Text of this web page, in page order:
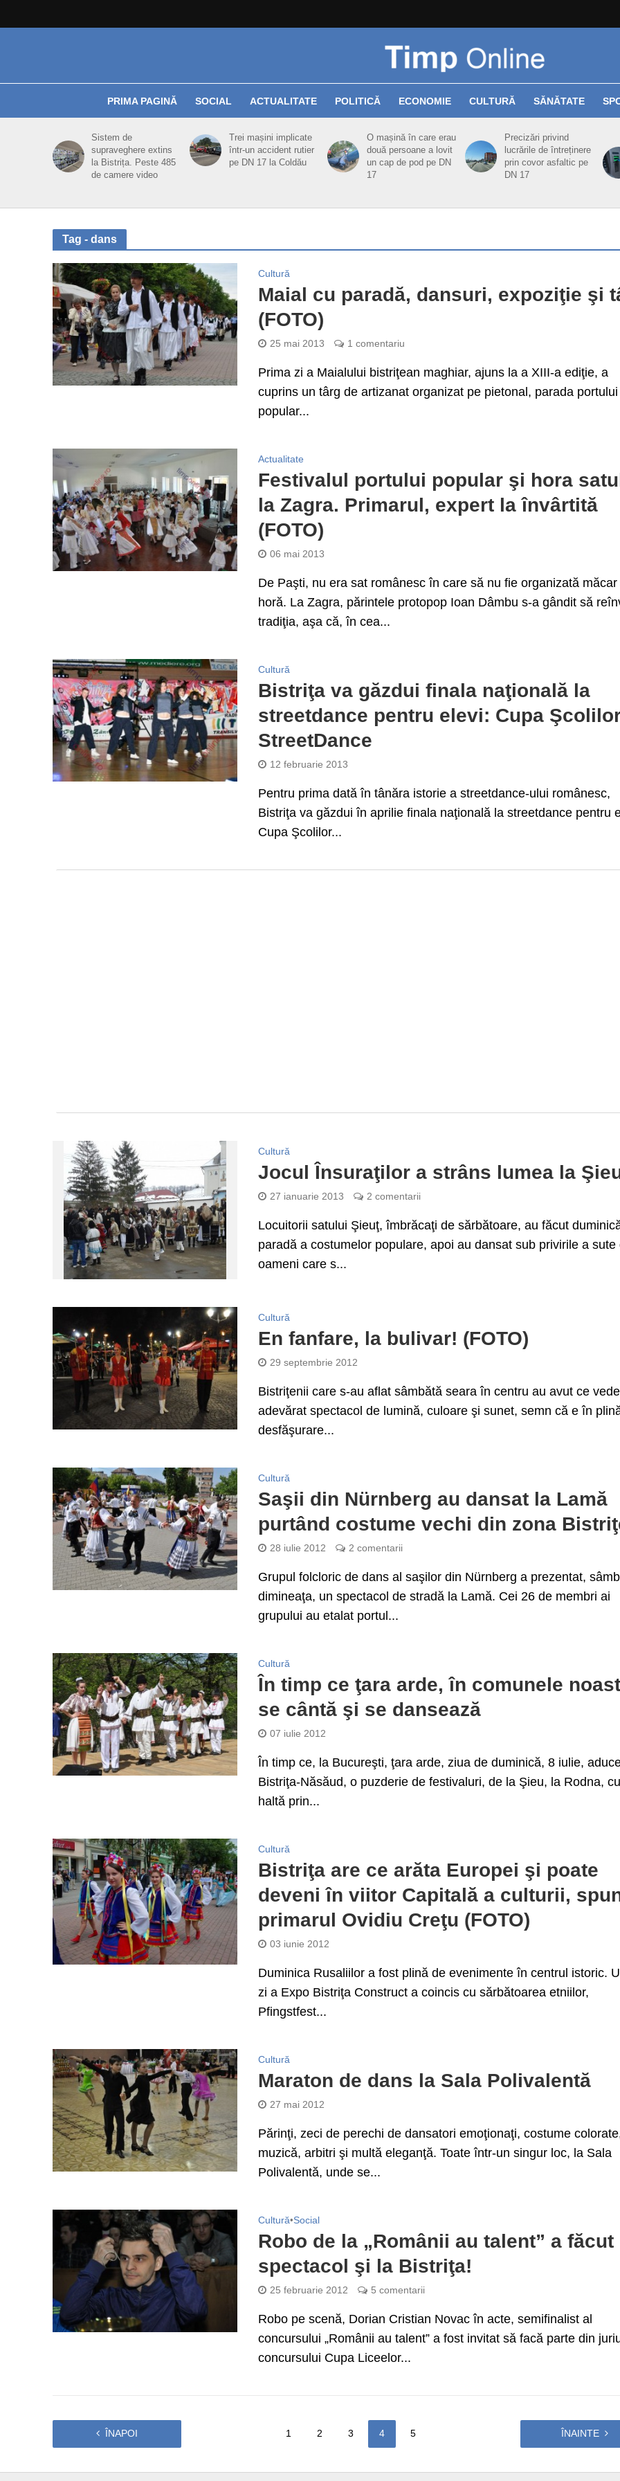
PRIMA PAGINĂ SOCIAL ACTUALITATE POLITICĂ ECONOMIE CULTURĂ SĂNĂTATE
Sistem de
supraveghere extins
la Bistrița. Peste 485
de camere video
Trei mașini implicate
într-un accident rutier
pe DN 17 la Coldău
O mașină în care erau
două persoane a lovit
un cap de pod pe DN
17
Precizări privind
lucrările de întreținere
prin covor asfaltic pe
DN 17
Tag - dans
Cultură
Maial cu paradă, dansuri, expoziţie şi
(FOTO)
25 mai 2013 1 comentariu
Prima zi a Maialului bistriţean maghiar, ajuns la a XIII-a ediţie, a
cuprins un târg de artizanat organizat pe pietonal, parada portului
popular...
Actualitate
Festivalul portului popular şi hora
la Zagra. Primarul, expert la învârtită
(FOTO)
06 mai 2013
De Paşti, nu era sat românesc în care să nu fie organizată măcar
horă. La Zagra, părintele protopop Ioan Dâmbu s-a gândit să
tradiţia, aşa că, în cea...
Cultură
Bistriţa va găzdui finala naţională la
streetdance pentru elevi: Cupa
StreetDance
12 februarie 2013
Pentru prima dată în tânăra istorie a streetdance-ului românesc,
Bistriţa va găzdui în aprilie finala naţională la streetdance pentru
Cupa Şcolilor...
Cultură
Jocul Însuraţilor a strâns lumea la
27 ianuarie 2013 2 comentarii
Locuitorii satului Şieuţ, îmbrăcaţi de sărbătoare, au făcut
paradă a costumelor populare, apoi au dansat sub privirile a sute
oameni care s...
Cultură
En fanfare, la bulivar! (FOTO)
29 septembrie 2012
Bistriţenii care s-au aflat sâmbătă seara în centru au avut ce
adevărat spectacol de lumină, culoare şi sunet, semn că e în
desfăşurare...
Cultură
Saşii din Nürnberg au dansat la Lamă
purtând costume vechi din zona
28 iulie 2012 2 comentarii
Grupul folcloric de dans al saşilor din Nürnberg a prezentat,
dimineaţa, un spectacol de stradă la Lamă. Cei 26 de membri ai
grupului au etalat portul...
Cultură
În timp ce ţara arde, în comunele
se cântă şi se dansează
07 iulie 2012
În timp ce, la Bucureşti, ţara arde, ziua de duminică, 8 iulie,
Bistriţa-Năsăud, o puzderie de festivaluri, de la Şieu, la Rodna, cu
haltă prin...
Cultură
Bistriţa are ce arăta Europei şi poate
deveni în viitor Capitală a culturii,
primarul Ovidiu Creţu (FOTO)
03 iunie 2012
Duminica Rusaliilor a fost plină de evenimente în centrul istoric.
zi a Expo Bistriţa Construct a coincis cu sărbătoarea etniilor,
Pfingstfest...
Cultură
Maraton de dans la Sala Polivalentă
27 mai 2012
Părinţi, zeci de perechi de dansatori emoţionaţi, costume
muzică, arbitri şi multă eleganţă. Toate într-un singur loc, la Sala
Polivalentă, unde se...
Cultură•Social
Robo de la „Românii au talent” a făcut
spectacol şi la Bistriţa!
25 februarie 2012 5 comentarii
Robo pe scenă, Dorian Cristian Novac în acte, semifinalist al
concursului „Românii au talent” a fost invitat să facă parte din
concursului Cupa Liceelor...
ÎNAPOI 1 2 3 4 5 ÎNAINTE